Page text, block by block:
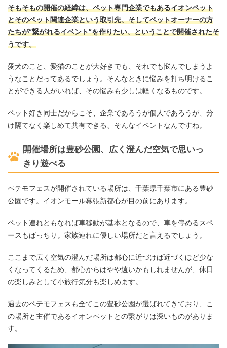
そもそもの開催の経緯は、ペット専門企業でもあるイオンペット
とそのペット関連企業という取引先、そしてペットオーナーの方
たちが“繋がれるイベント”を作りたい、ということで開催されたそ
うです。
愛犬のこと、愛猫のことが大好きでも、それでも悩んでしまうよ
うなことだってあるでしょう。そんなときに悩みを打ち明けるこ
とができる人がいれば、その悩みも少しは軽くなるものです。
ペット好き同士だからこそ、企業であろうが個人であろうが、分
け隔てなく楽しめて共有できる、そんなイベントなんですね。
開催場所は豊砂公園、広く澄んだ空気で思いっ
きり遊べる
ペテモフェスが開催されている場所は、千葉県千葉市にある豊砂
公園です。イオンモール幕張新都心が目の前にあります。
ペット連れともなれば車移動が基本となるので、車を停めるスペ
ースもばっちり。家族連れに優しい場所だと言えるでしょう。
ここまで広く空気の澄んだ場所は都心に近づけば近づくほど少な
くなってくるため、都心からはやや遠いかもしれませんが、休日
の楽しみとして小旅行気分も楽しめます。
過去のペテモフェスも全てこの豊砂公園が選ばれてきており、こ
の場所と主催であるイオンペットとの繋がりは深いものがありま
す。